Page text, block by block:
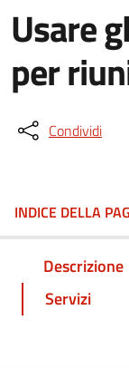
Usare
per
Condividi
INDICE DELLA
Descrizione
Servizi